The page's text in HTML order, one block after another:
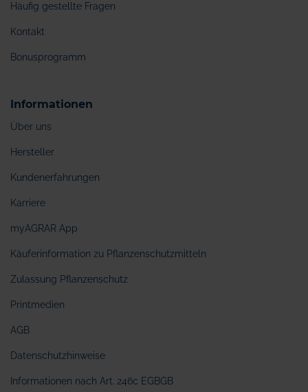
Häufig gestellte Fragen
Kontakt
Bonusprogramm
Informationen
Über uns
Hersteller
Kundenerfahrungen
Karriere
myAGRAR App
Käuferinformation zu Pflanzenschutzmitteln
Zulassung Pflanzenschutz
Printmedien
AGB
Datenschutzhinweise
Informationen nach Art. 246c EGBGB